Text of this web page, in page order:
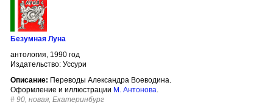
Безумная Луна
антология, 1990 год
Издательство: Уссури
Описание: Переводы Александра Воеводина.
Оформление и иллюстрации М. Антонова.
# 90, новая, Екатеринбург